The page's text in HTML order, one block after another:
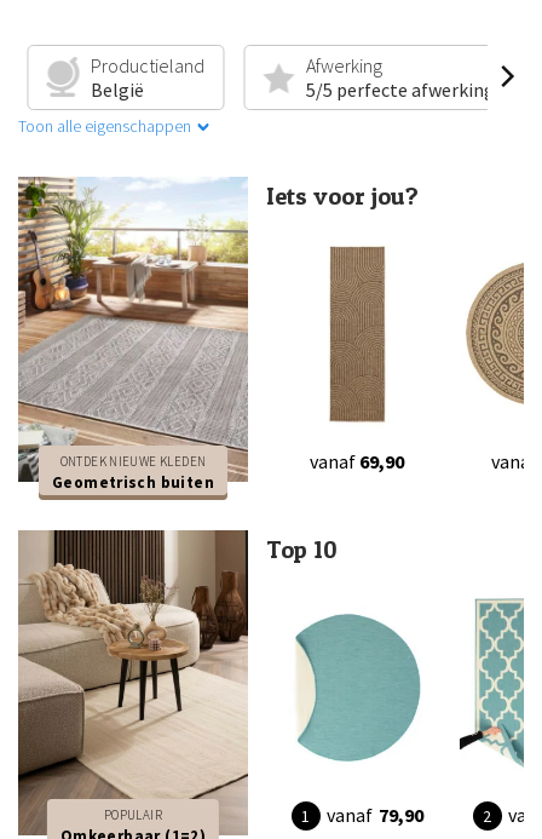
Productieland
België
Afwerking
5/5 perfecte afwerking
Toon alle eigenschappen
ONTDEK NIEUWE KLEDEN
Geometrisch buiten
Iets voor jou?
vanaf 69,90 vanaf
POPULAIR
Top 10
vanaf 79,90